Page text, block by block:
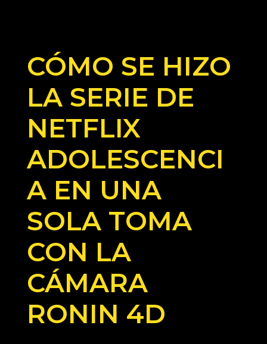
CÓMO SE HIZO
LA SERIE DE
NETFLIX
ADOLESCENCI
A EN UNA
SOLA TOMA
CON LA
CÁMARA
RONIN 4D